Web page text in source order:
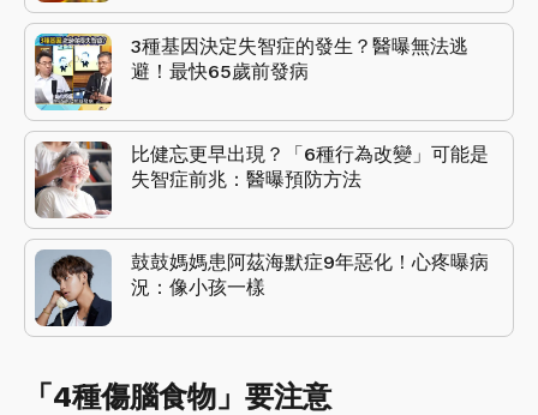
3種基因決定失智症的發生？醫曝無法逃
避！最快65歲前發病
比健忘更早出現？「6種行為改變」可能是
失智症前兆：醫曝預防方法
鼓鼓媽媽患阿茲海默症9年惡化！心疼曝病
況：像小孩一樣
「4種傷腦食物」要注意